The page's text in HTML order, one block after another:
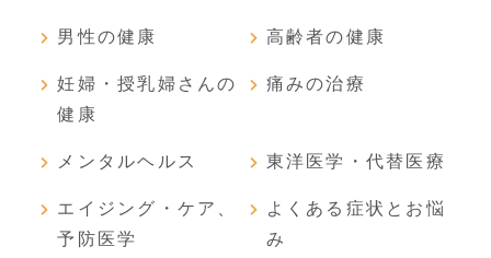
男性の健康 高齢者の健康
妊婦・授乳婦さんの
健康
痛みの治療
メンタルヘルス 東洋医学・代替医療
エイジング・ケア、
予防医学
よくある症状とお悩
み